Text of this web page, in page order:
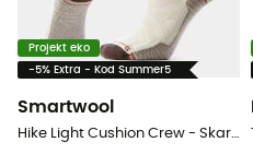
Projekt eko
-5% Extra - Kod Summer5
Smartwool
Hike Light Cushion Crew - Skarpety trekkingowe